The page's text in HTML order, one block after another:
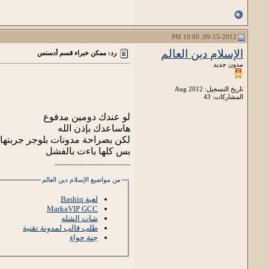
الإسلام دين العالم
مدون جديد
تاريخ التسجيل: Aug 2012
المشاركات: 43
رد: ممكن خبراء قسم أدسنس
لو عندك دومين مدفوع
هاساعدك بإذن الله
لكن بصراحة مدونات بلوجر
بس كلها باءت بالفشل
من مواضيع الإسلام دين العالم
لعبة Bashiq
MarkaVIP GCC
شات الشله
طلب قالب لمدونة تقنية
جنة حواء